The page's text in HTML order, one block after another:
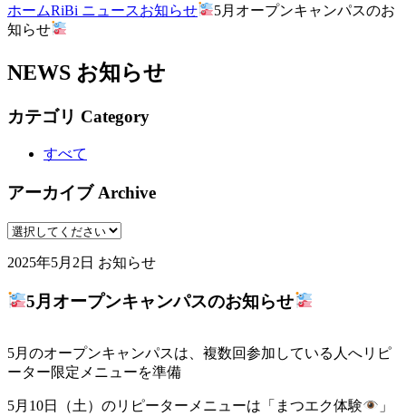
ホームRiBi ニュースお知らせ
5月オープンキャンパスのお
知らせ
NEWS お知らせ
カテゴリ Category
すべて
アーカイブ Archive
2025年5月2日 お知らせ
5月オープンキャンパスのお知らせ
5月のオープンキャンパスは、複数回参加している人へリピ
ーター限定メニューを準備
5月10日（土）のリピーターメニューは「まつエク体験
」